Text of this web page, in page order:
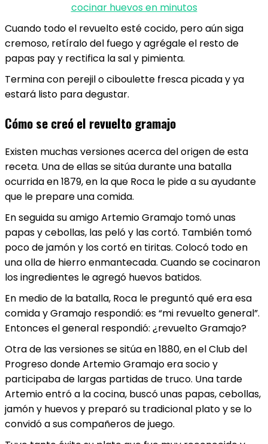
cocinar huevos en minutos
Cuando todo el revuelto esté cocido, pero aún siga
cremoso, retíralo del fuego y agrégale el resto de
papas pay y rectifica la sal y pimienta.
Termina con perejil o ciboulette fresca picada y ya
estará listo para degustar.
Cómo se creó el revuelto gramajo
Existen muchas versiones acerca del origen de esta
receta. Una de ellas se sitúa durante una batalla
ocurrida en 1879, en la que Roca le pide a su ayudante
que le prepare una comida.
En seguida su amigo Artemio Gramajo tomó unas
papas y cebollas, las peló y las cortó. También tomó
poco de jamón y los cortó en tiritas. Colocó todo en
una olla de hierro enmantecada. Cuando se cocinaron
los ingredientes le agregó huevos batidos.
En medio de la batalla, Roca le preguntó qué era esa
comida y Gramajo respondió: es “mi revuelto general”.
Entonces el general respondió: ¿revuelto Gramajo?
Otra de las versiones se sitúa en 1880, en el Club del
Progreso donde Artemio Gramajo era socio y
participaba de largas partidas de truco. Una tarde
Artemio entró a la cocina, buscó unas papas, cebollas,
jamón y huevos y preparó su tradicional plato y se lo
convidó a sus compañeros de juego.